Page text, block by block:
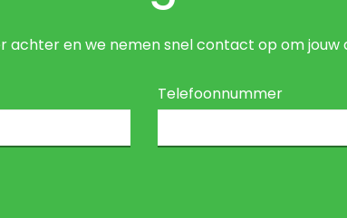
achter en we nemen snel contact op om
Telefoonnummer